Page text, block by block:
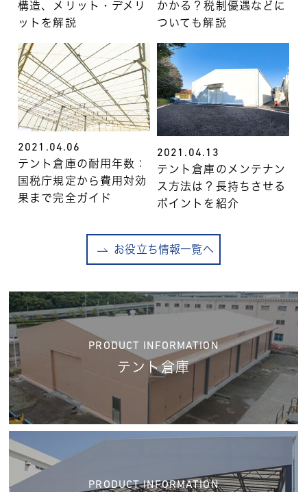
構造、メリット・デメリ
ットを解説
かかる？税制優遇などに
ついても解説
2021.04.06
テント倉庫の耐用年数：
国税庁規定から費用対効
果まで完全ガイド
2021.04.13
テント倉庫のメンテナン
ス方法は？長持ちさせる
ポイントを紹介
お役立ち情報一覧へ
PRODUCT INFORMATION
テント倉庫
PRODUCT INFORMATION